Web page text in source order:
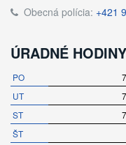
Obecná polícia: +421
ÚRADNÉ HODINY
PO
UT
ST
ŠT